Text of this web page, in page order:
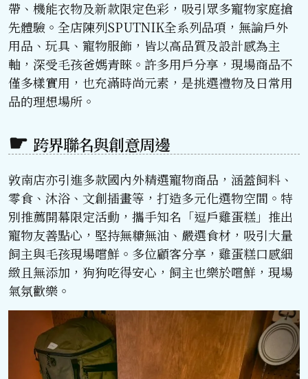
帶、機能衣物及新款限定色彩，吸引眾多寵物家庭搶
先體驗。全店陳列SPUTNIK全系列品項，無論戶外
用品、玩具、寵物服飾，皆以高品質及設計感為主
軸，深受毛孩爸媽青睞。許多用戶分享，現場商品不
僅多樣實用，也充滿時尚元素，是挑選禮物及日常用
品的理想場所。
跨界聯名與創意周邊
敦南店亦引進多款國內外精選寵物商品，涵蓋飼料、
零食、沐浴、文創插畫等，打造多元化選物空間。特
別推薦開幕限定活動，攜手知名「逗戶雞蛋糕」推出
寵物友善點心，堅持無糖無油、嚴選食材，吸引大量
飼主與毛孩現場嚐鮮。多位顧客分享，雞蛋糕口感細
緻且無添加，狗狗吃得安心，飼主也樂於嚐鮮，現場
氣氛歡樂。